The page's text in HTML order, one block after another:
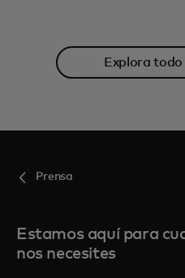
Explora
Prensa
Estamos aquí para
nos necesites